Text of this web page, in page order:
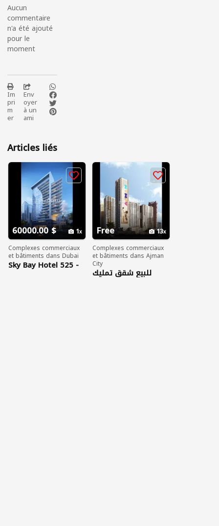
Aucun
commentaire
n'a été ajouté
pour le
moment
Im
pri
m
er
Env
oyer
à un
ami
Articles liés
60000.00 $ 1
Complexes commerciaux
et bâtiments dans Dubai
Sky Bay Hotel 525 -
Q4
Free 13
Complexes commerciaux
et bâtiments dans Ajman
City
للبيع شقق تمليك
اطلاله علي البحر